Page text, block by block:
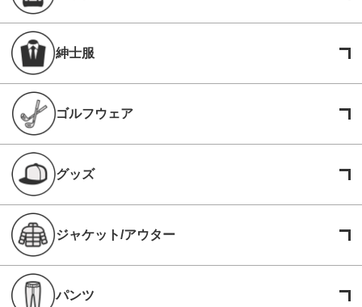
紳士服
ゴルフウェア
グッズ
ジャケット/アウター
パンツ